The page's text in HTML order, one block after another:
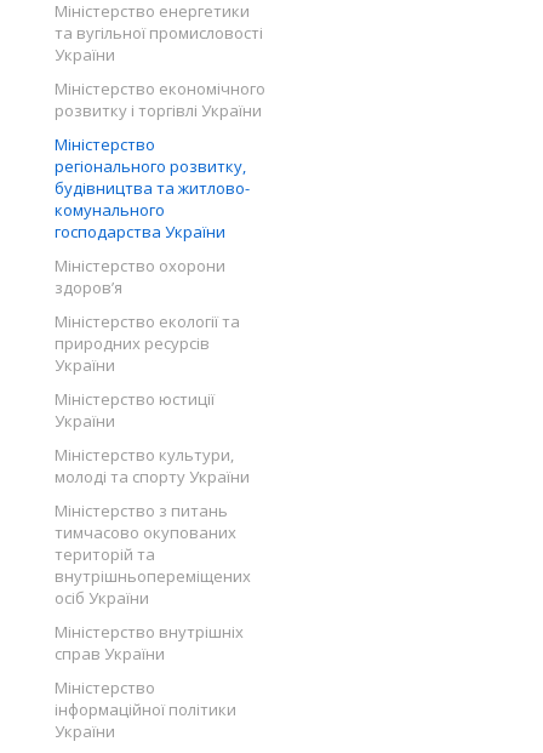
Міністерство енергетики
та вугільної промисловості
України
Міністерство економічного
розвитку і торгівлі України
Міністерство
регіонального розвитку,
будівництва та житлово-
комунального
господарства України
Міністерство охорони
здоров’я
Міністерство екології та
природних ресурсів
України
Міністерство юстиції
України
Міністерство культури,
молоді та спорту України
Міністерство з питань
тимчасово окупованих
територій та
внутрішньопереміщених
осіб України
Міністерство внутрішніх
справ України
Міністерство
інформаційної політики
України